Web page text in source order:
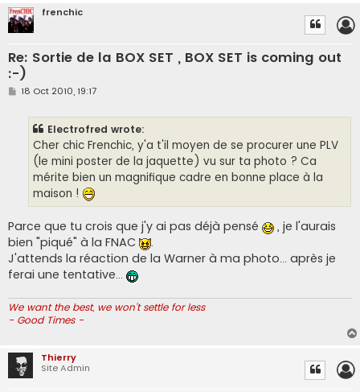
frenchic
Re: Sortie de la BOX SET , BOX SET is coming out
:-)
P18 Oct 2010, 19:17
Electrofred wrote:
Cher chic Frenchic, y'a t'il moyen de se procurer une PLV
(le mini poster de la jaquette) vu sur ta photo ? Ca
mérite bien un magnifique cadre en bonne place à la
maison !
Parce que tu crois que j'y ai pas déjà pensé
, je l'aurais
bien "piqué" à la FNAC
.
J'attends la réaction de la Warner à ma photo... après je
ferai une tentative...
We want the best, we won't settle for less
- Good Times -
Thierry
Site Admin